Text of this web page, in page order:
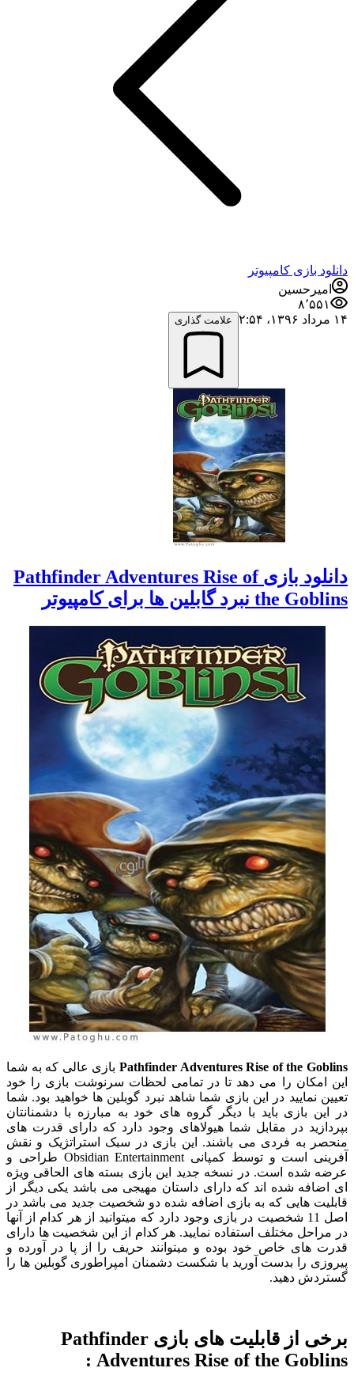
دانلود بازی کامپیوتر
امیرحسین
۸٬۵۵۱
۱۴ مرداد ۱۳۹۶،‏ ۲:۵۴
علامت گذاری
دانلود بازی Pathfinder Adventures Rise of
the Goblins نبرد گابلین ها برای کامپیوتر
Pathfinder Adventures Rise of the Goblins بازی عالی که به شما
این امکان را می دهد تا در تمامی لحظات سرنوشت بازی را خود
تعیین نمایید در این بازی شما شاهد نبرد گوبلین ها خواهید بود. شما
در این بازی باید با دیگر گروه های خود به مبارزه با دشمنانتان
بپردازید در مقابل شما هیولاهای وجود دارد که دارای قدرت های
منحصر به فردی می باشند. این بازی در سبک استراتژیک و نقش
آفرینی است و توسط کمپانی Obsidian Entertainment طراحی و
عرضه شده است. در نسخه جدید این بازی بسته های الحاقی ویژه
ای اضافه شده اند که دارای داستان مهیجی می باشد یکی دیگر از
قابلیت هایی که به بازی اضافه شده دو شخصیت جدید می باشد در
اصل 11 شخصیت در بازی وجود دارد که میتوانید از هر کدام از آنها
در مراحل مختلف استفاده نمایید. هر کدام از این شخصیت ها دارای
قدرت های خاص خود بوده و میتوانند حریف را از پا در آورده و
پیروزی را بدست آورید با شکست دشمنان امپراطوری گوبلین ها را
گستردش دهید.
برخی از قابلیت های بازی Pathfinder
Adventures Rise of the Goblins :